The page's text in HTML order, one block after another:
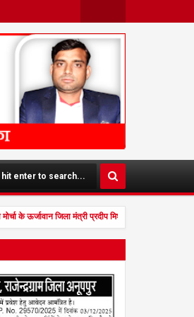
Twit
Face
Boo
K
ऊर्जावान जिला मंत्री प्रदीप मिश्रा ने सभी युवाओं से